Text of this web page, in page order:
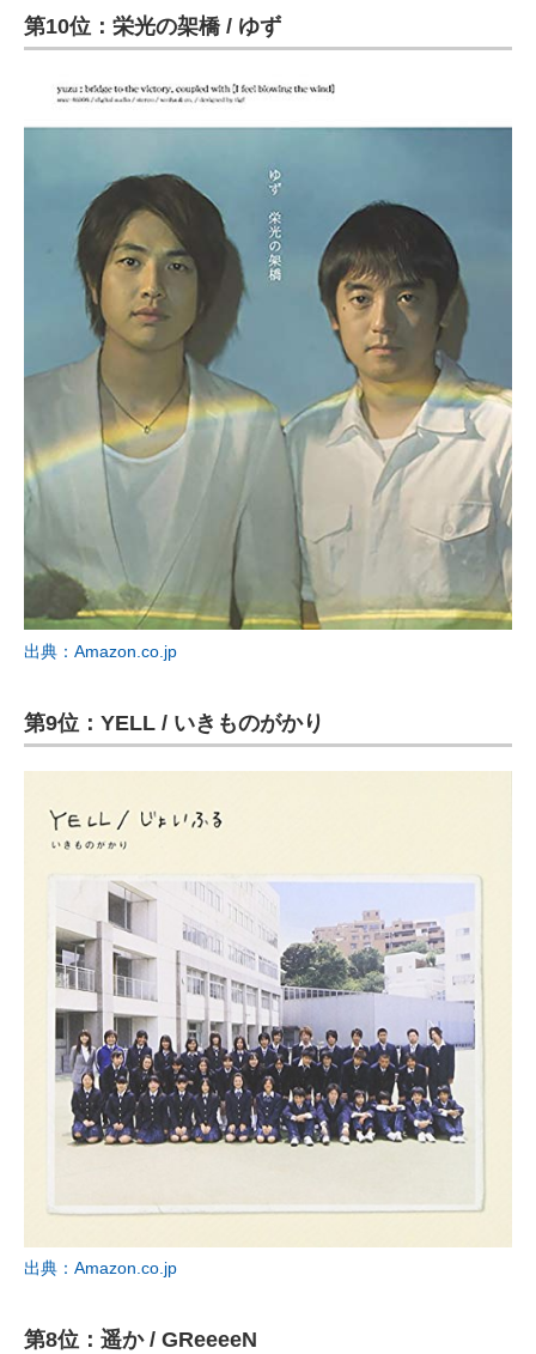
第10位：栄光の架橋 / ゆず
出典：Amazon.co.jp
第9位：YELL / いきものがかり
出典：Amazon.co.jp
第8位：遥か / GReeeeN